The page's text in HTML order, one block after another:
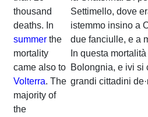
thousand
deaths. In
summer the
mortality
came also to
Volterra. The
majority of
the
Settimello, dove
istemmo insino a
due fanciulle, e a
In questa
Bolongnia, e ivi si
grandi cittadini